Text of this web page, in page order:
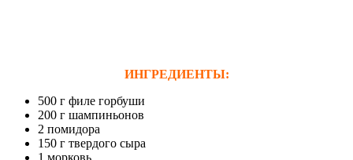
ИНГРЕДИЕНТЫ:
500 г филе горбуши
200 г шампиньонов
2 помидора
150 г твердого сыра
1 морковь